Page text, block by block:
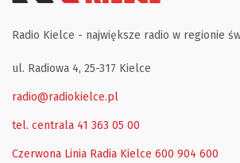
Radio Kielce - największe radio w regionie
ul. Radiowa 4, 25-317 Kielce
radio@radiokielce.pl
tel. centrala 41 363 05 00
Czerwona Linia Radia Kielce 600 904 600